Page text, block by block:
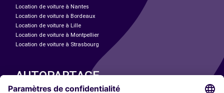
Location de voiture à Nantes
Location de voiture à Bordeaux
Location de voiture à Lille
Location de voiture à Montpellier
Location de voiture à Strasbourg
AUTOPARTAGE